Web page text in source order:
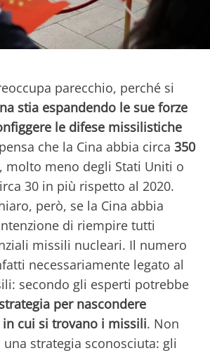
parecchio, perché si
stia espandendo le sue forze
le difese missilistiche
che la Cina abbia circa 350
, molto meno degli Stati Uniti o
30 in più rispetto al 2020.
però, se la Cina abbia
di riempire tutti
missili nucleari. Il numero
necessariamente legato al
secondo gli esperti potrebbe
per nascondere
in cui si trovano i missili. Non
strategia sconosciuta: gli